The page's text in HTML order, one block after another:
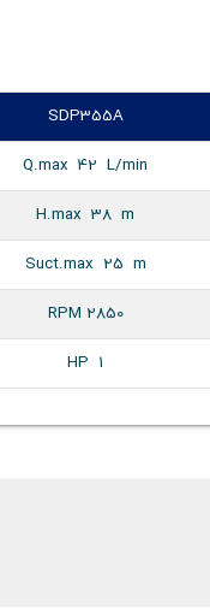
SDP355A
Q.max 42 L/min
H.max 38 m
Suct.max 25 m
RPM 2850
HP 1